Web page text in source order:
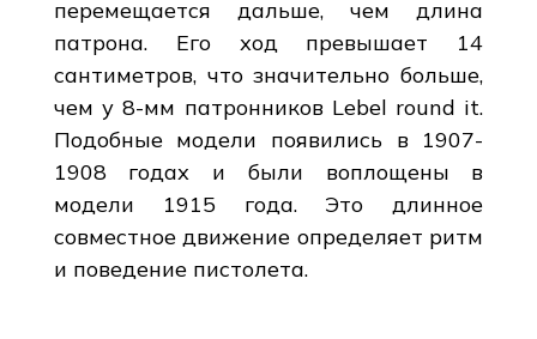
перемещается дальше, чем длина
патрона. Его ход превышает 14
сантиметров, что значительно больше,
чем у 8-мм патронников Lebel round it.
Подобные модели появились в 1907-
1908 годах и были воплощены в
модели 1915 года. Это длинное
совместное движение определяет ритм
и поведение пистолета.